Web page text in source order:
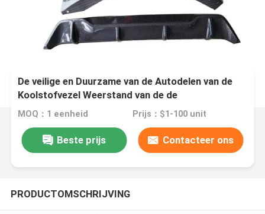
De veilige en Duurzame van de Autodelen van de
Koolstofvezel Weerstand van de de
Starheidsslijtage Hoge
MOQ：1 eenheid Prijs：$1-100 unit
Beste prijs Contacteer ons
PRODUCTOMSCHRIJVING